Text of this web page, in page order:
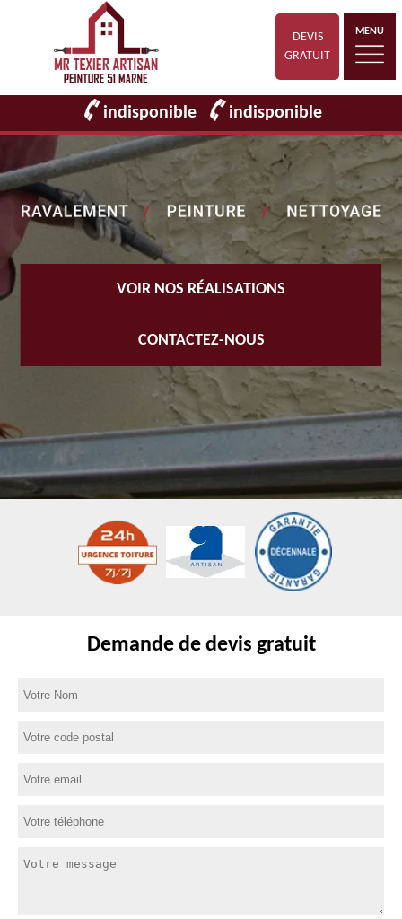
DEVIS
GRATUIT
MENU
indisponible indisponible
VOIR NOS RÉALISATIONS
CONTACTEZ-NOUS
Demande de devis gratuit